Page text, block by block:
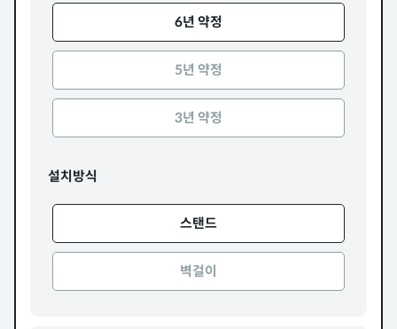
6년 약정
5년 약정
3년 약정
설치방식
스탠드
벽걸이